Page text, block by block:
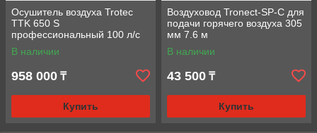
Осушитель воздуха Trotec
TTK 650 S
профессиональный 100 л/с
В наличии
958 000 ₸
Купить
Воздуховод Tronect-SP-C для
подачи горячего воздуха 305
мм 7.6 м
В наличии
43 500 ₸
Купить